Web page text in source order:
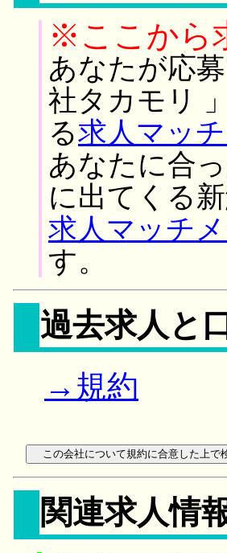
※ここから
あなたが応
社タカモリ
る求人マッ
あなたに合
に出てくる
求人マッチ
す。
過去求人と
→規約
関連求人情